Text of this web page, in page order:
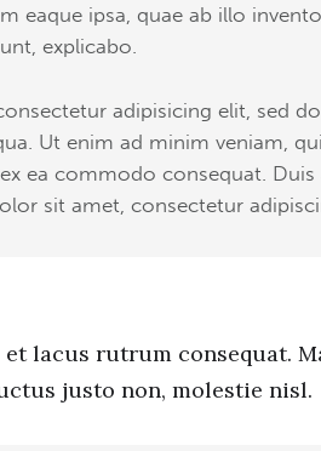
eaque ipsa, quae ab illo
explicabo.
adipisicing elit, sed
Ut enim ad minim veniam,
ea commodo consequat.
sit amet, consectetur
lacus rutrum consequat.
justo non, molestie nisl.